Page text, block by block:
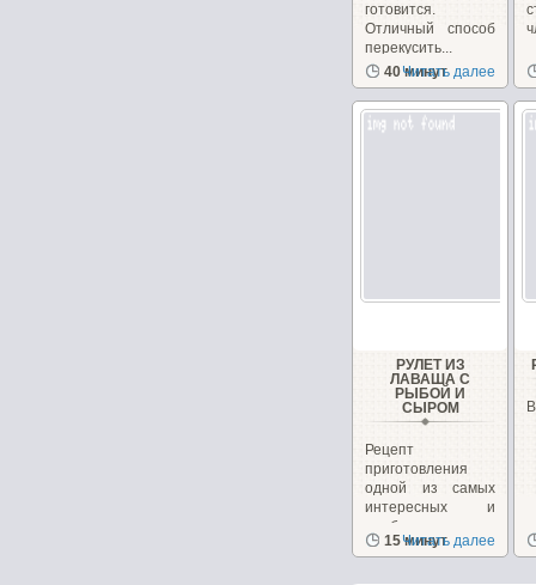
готовится.
Отличный способ
перекусить...
40 минут
Читать далее
РУЛЕТ ИЗ
ЛАВАША С
РЫБОЙ И
СЫРОМ
Рецепт
приготовления
одной из самых
интересных и
необычных
закусок, которую...
15 минут
Читать далее